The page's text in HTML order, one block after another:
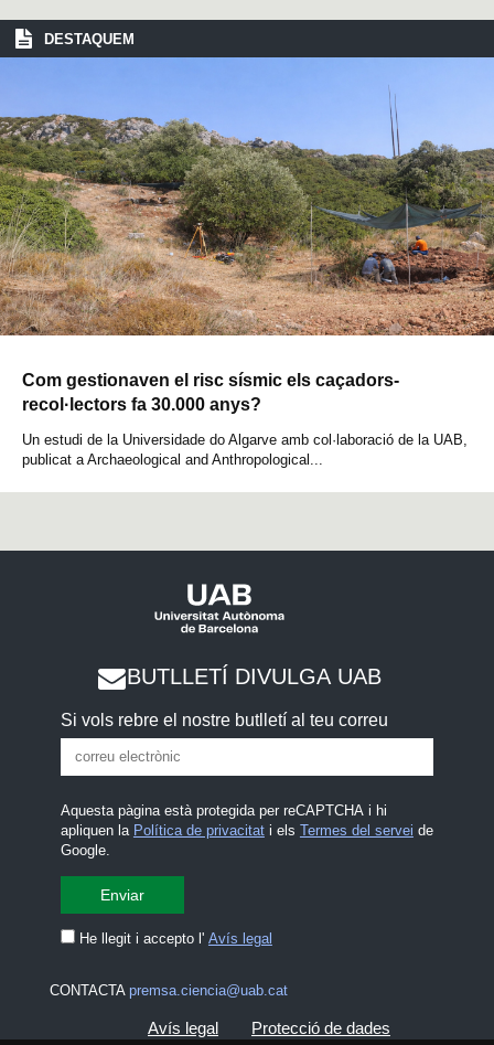
DESTAQUEM
Com gestionaven el risc sísmic els caçadors-
recol·lectors fa 30.000 anys?
Un estudi de la Universidade do Algarve amb col·laboració de la UAB,
publicat a Archaeological and Anthropological...
BUTLLETÍ DIVULGA UAB
Si vols rebre el nostre butlletí al teu correu
Aquesta pàgina està protegida per reCAPTCHA i hi
apliquen la Política de privacitati els Termes del servei de
Google.
He llegit i accepto l' Avís legal
CONTACTA premsa.ciencia@uab.cat
Avís legal Protecció de dades